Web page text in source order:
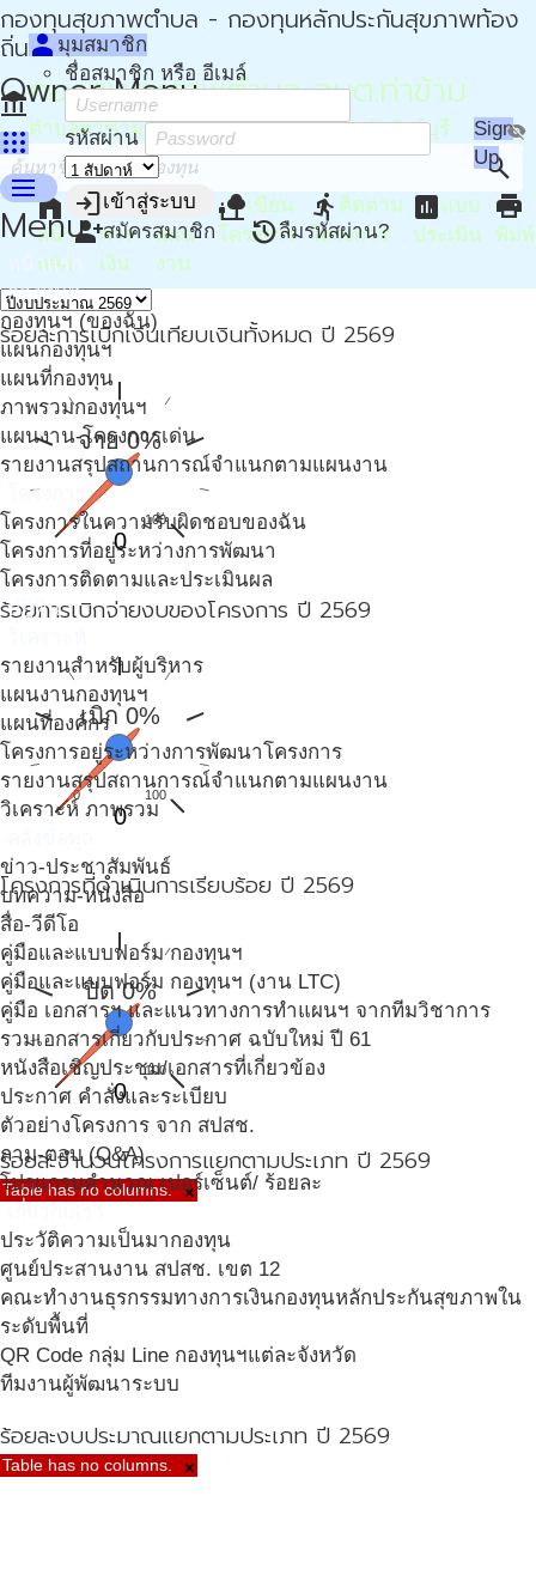
กองทุนสุขภาพตำบล - กองทุนหลักประกันสุขภาพท้อง
ถิ่น - กปท
Owner Menu
apps
person มุมสมาชิก
ชื่อสมาชิก หรือ อีเมล์
รหัสผ่าน visibility_off
loginเข้าสู่ระบบ
person_addสมัครสมาชิก restoreลืมรหัสผ่าน?
Sign
Up
menu
Menu
หน้าแรก
กองทุนฯ
กองทุนฯ (ของฉัน)
แผนกองทุนฯ
แผนที่กองทุน
ภาพรวมกองทุนฯ
แผนงาน-โครงการเด่น
รายงานสรุปสถานการณ์จำแนกตามแผนงาน
โครงการ
โครงการในความรับผิดชอบของฉัน
โครงการที่อยู่ระหว่างการพัฒนา
โครงการติดตามและประเมินผล
ปฎิทิน
รายงานสำหรับผู้บริหาร
แผนงานกองทุนฯ
แผนที่องค์กร
โครงการอยู่ระหว่างการพัฒนาโครงการ
รายงานสรุปสถานการณ์จำแนกตามแผนงาน
วิเคราะห์ ภาพรวม
ข่าว-ประชาสัมพันธ์
บทความ-หนังสือ
สื่อ-วีดีโอ
คู่มือและแบบฟอร์ม กองทุนฯ
คู่มือและแบบฟอร์ม กองทุนฯ (งาน LTC)
คู่มือ เอกสารฯ และแนวทางการทำแผนฯ จากทีมวิชาการ
รวมเอกสารเกี่ยวกับประกาศ ฉบับใหม่ ปี 61
หนังสือเชิญประชุม/เอกสารที่เกี่ยวข้อง
ประกาศ คำสั่งและระเบียบ
ตัวอย่างโครงการ จาก สปสช.
ถาม-ตอบ (Q&A)
โปรแกรมคำนวณ เปอร์เซ็นต์/ ร้อยละ
ประวัติความเป็นมากองทุน
ศูนย์ประสานงาน สปสช. เขต 12
คณะทำงานธุรกรรมทางการเงินกองทุนหลักประกันสุขภาพใน
ระดับพื้นที่
QR Code กลุ่ม Line กองทุนฯแต่ละจังหวัด
ทีมงานผู้พัฒนาระบบ
account_balanceกองทุนสุขภาพตำบล อบต.ท่าข้าม
ตำบลท่าข้าม อำเภอค่ายบางระจัน จังหวัดสิงห์บุรี
search
home
หน้า
หลัก
attach_money
การ
เงิน
device_hub
แผน
งาน
nature_peopleเขียน
โครงการ
directions_run ติดตาม
โครงการ
assessment แบบ
ประเมิน
print
พิมพ์
ร้อยละการเบิกเงินเทียบเงินทั้งหมด ปี 2569
จ่าย 0%
0 100
0
ร้อยการเบิกจ่ายงบของโครงการ ปี 2569
เบิก 0%
0 100
0
โครงการที่ดำเนินการเรียบร้อย ปี 2569
ปิด 0%
0 100
0
ร้อยละจำนวนโครงการแยกตามประเภท ปี 2569
Table has no columns. ×
ร้อยละงบประมาณแยกตามประเภท ปี 2569
Table has no columns. ×